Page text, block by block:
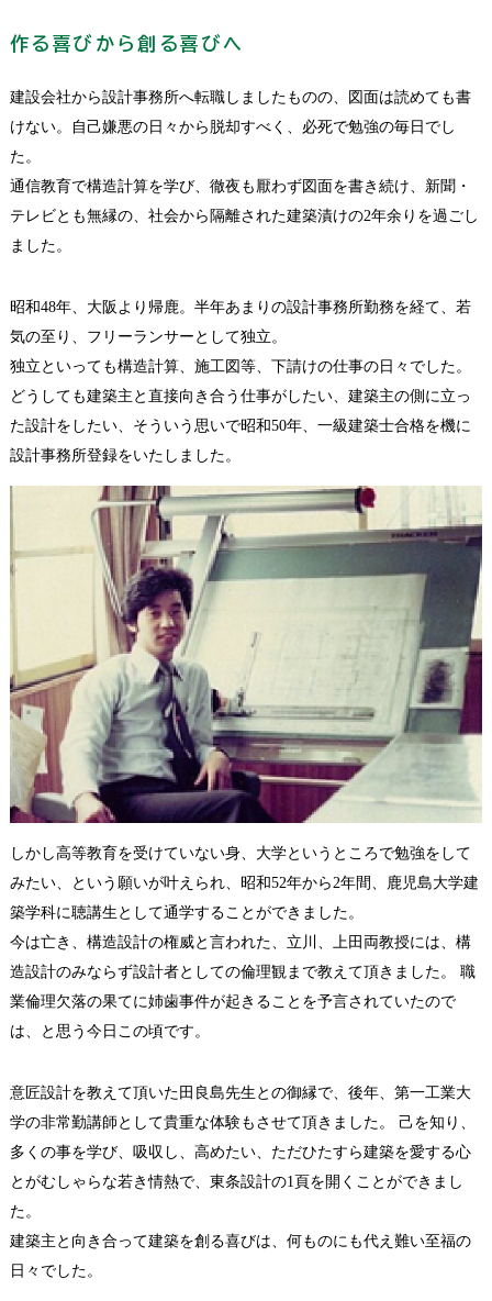
作る喜びから創る喜びへ
建設会社から設計事務所へ転職しましたものの、図面は読めても書
けない。自己嫌悪の日々から脱却すべく、必死で勉強の毎日でし
た。
通信教育で構造計算を学び、徹夜も厭わず図面を書き続け、新聞・
テレビとも無縁の、社会から隔離された建築漬けの2年余りを過ごし
ました。
昭和48年、大阪より帰鹿。半年あまりの設計事務所勤務を経て、若
気の至り、フリーランサーとして独立。
独立といっても構造計算、施工図等、下請けの仕事の日々でした。
どうしても建築主と直接向き合う仕事がしたい、建築主の側に立っ
た設計をしたい、そういう思いで昭和50年、一級建築士合格を機に
設計事務所登録をいたしました。
しかし高等教育を受けていない身、大学というところで勉強をして
みたい、という願いが叶えられ、昭和52年から2年間、鹿児島大学建
築学科に聴講生として通学することができました。
今は亡き、構造設計の権威と言われた、立川、上田両教授には、構
造設計のみならず設計者としての倫理観まで教えて頂きました。 職
業倫理欠落の果てに姉歯事件が起きることを予言されていたので
は、と思う今日この頃です。
意匠設計を教えて頂いた田良島先生との御縁で、後年、第一工業大
学の非常勤講師として貴重な体験もさせて頂きました。 己を知り、
多くの事を学び、吸収し、高めたい、ただひたすら建築を愛する心
とがむしゃらな若き情熱で、東条設計の1頁を開くことができまし
た。
建築主と向き合って建築を創る喜びは、何ものにも代え難い至福の
日々でした。